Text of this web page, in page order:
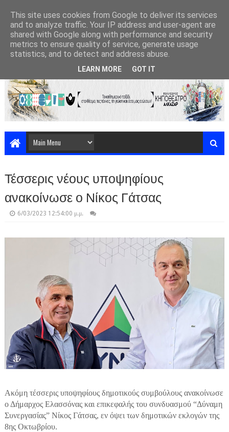
Τέσσερις νέους υποψηφίους
ανακοίνωσε ο Νίκος Γάτσας
6/03/2023 12:54:00 μ.μ.
Ακόμη τέσσερις υποψηφίους δημοτικούς συμβούλους ανακοίνωσε
ο Δήμαρχος Ελασσόνας και επικεφαλής του συνδυασμού “Δύναμη
Συνεργασίας” Νίκος Γάτσας, εν όψει των δημοτικών εκλογών της
8ης Οκτωβρίου.
This site uses cookies from Google to deliver its services
and to analyze traffic. Your IP address and user-agent are
shared with Google along with performance and security
metrics to ensure quality of service, generate usage
statistics, and to detect and address abuse.
LEARN MORE GOT IT